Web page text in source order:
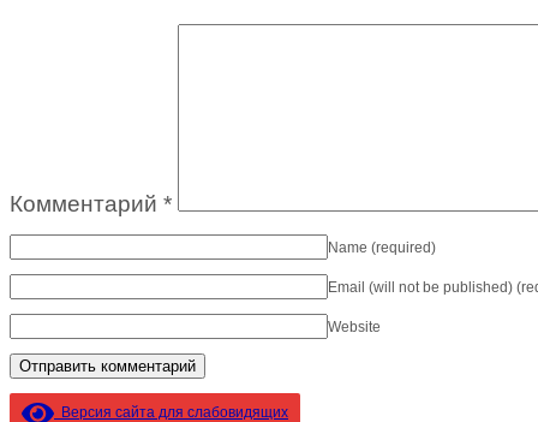
Комментарий *
Name (required)
Email (will not be published)
Website
Версия сайта для слабовидящих